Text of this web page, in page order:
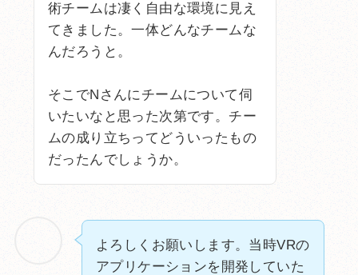
術チームは凄く自由な環境に見え
てきました。一体どんなチームな
んだろうと。
そこでNさんにチームについて伺
いたいなと思った次第です。チー
ムの成り立ちってどういったもの
だったんでしょうか。
よろしくお願いします。当時VRの
アプリケーションを開発していた